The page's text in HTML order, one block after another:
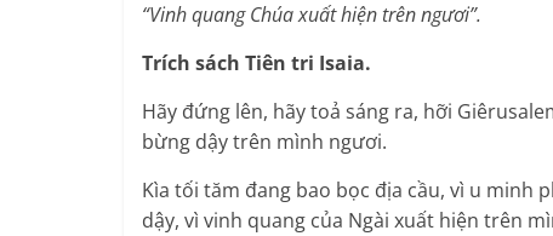
“Vinh quang Chúa xuất hiện trên ngươi”.
Trích sách Tiên tri Isaia.
Hãy đứng lên, hãy toả sáng ra, hỡi
bừng dậy trên mình ngươi.
Kìa tối tăm đang bao bọc địa cầu, vì u minh
dậy, vì vinh quang của Ngài xuất hiện trên